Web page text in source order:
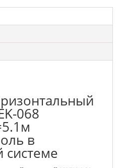
068
в
системе